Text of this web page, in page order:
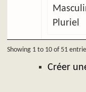
Pluriel
Showing 1 to 10 of 51
Créer